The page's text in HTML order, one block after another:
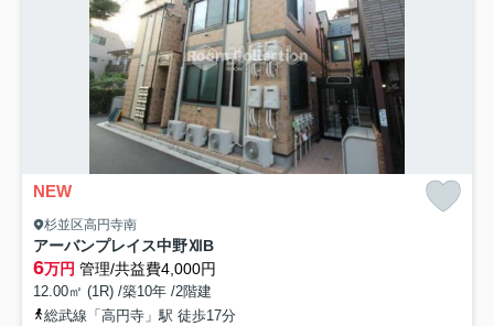
NEW
杉並区高円寺南
アーバンプレイス中野ⅫB
6万円 管理/共益費4,000円
12.00㎡ (1R) /築10年 /2階建
総武線「高円寺」駅 徒歩17分